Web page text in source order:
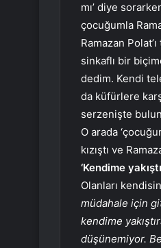
mı’ diye
çocuğumla
Ramazan
sinkaflı bir
dedim. Kendi
da küfürlere
serzenişte
O arada
kızıştı ve
‘Kendime
Olanları
müdahale için
kendime
düşünemiyor.